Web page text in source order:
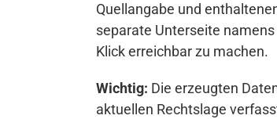
Quellangabe und
separate Unterseite
Klick erreichbar zu machen.
Wichtig: Die erzeugten
aktuellen Rechtslage